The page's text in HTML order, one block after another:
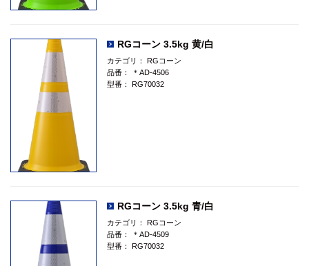
RGコーン 3.5kg 黄/白
カテゴリ：
RGコーン
品番：
＊AD-4506
型番：
RG70032
RGコーン 3.5kg 青/白
カテゴリ：
RGコーン
品番：
＊AD-4509
型番：
RG70032